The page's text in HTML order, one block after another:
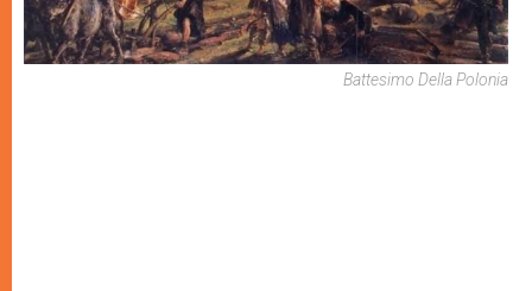
Battesimo Della Polonia